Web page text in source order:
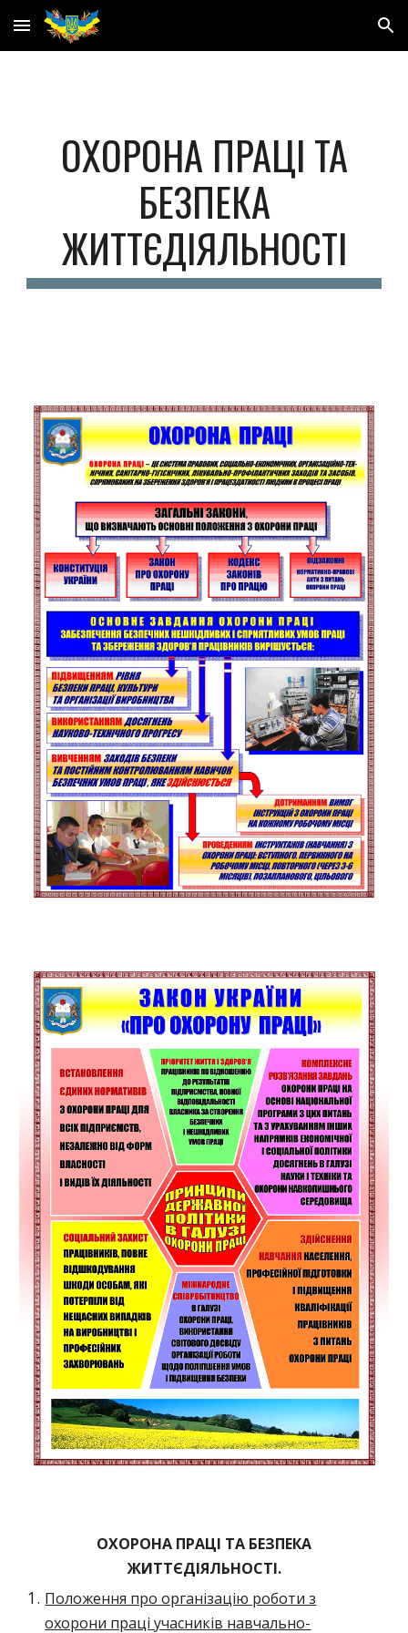
Skip to main content Skip to navigation
ОХОРОНА ПРАЦІ ТА
БЕЗПЕКА
ЖИТТЄДІЯЛЬНОСТІ
ОХОРОНА ПРАЦІ ТА БЕЗПЕКА
ЖИТТЄДІЯЛЬНОСТІ.
Положення про організацію роботи з
охорони праці учасників навчально-